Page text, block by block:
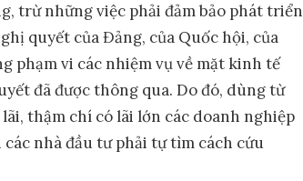
trừ những việc phải đảm bảo phát triển
quyết của Đảng, của Quốc hội, của
phạm vi các nhiệm vụ về mặt kinh tế
đã được thông qua. Do đó, dùng từ
thậm chí có lãi lớn các doanh nghiệp
nhà đầu tư phải tự tìm cách cứu